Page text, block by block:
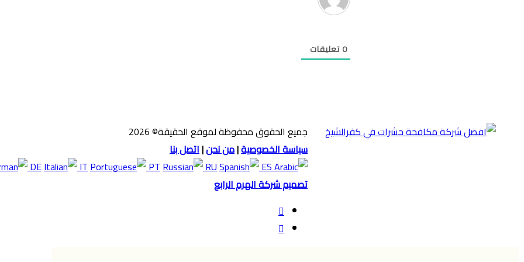
0تعليقات
جميع الحقوق محفوظة لموقع الحقيقة© 2026
سياسة الخصوصية|من نحن|اتصل بنا
DE IT PT RU
ES
تصميم شركة الهرم الرابع